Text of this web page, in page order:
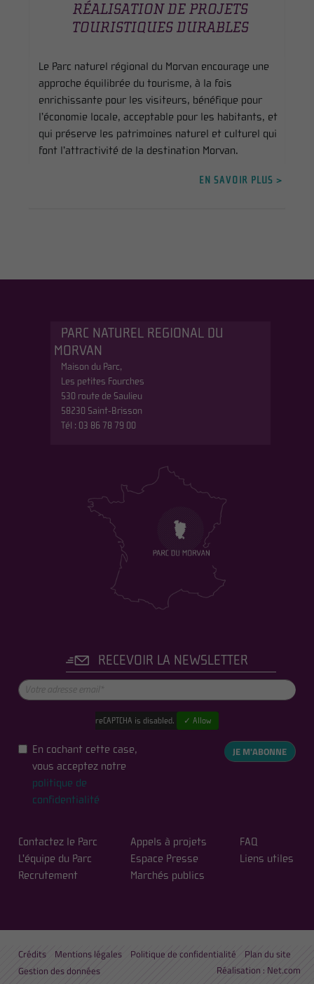
RÉALISATION DE PROJETS
TOURISTIQUES DURABLES
Le Parc naturel régional du Morvan encourage une
approche équilibrée du tourisme, à la fois
enrichissante pour les visiteurs, bénéfique pour
l’économie locale, acceptable pour les habitants, et
qui préserve les patrimoines naturel et culturel qui
font l’attractivité de la destination Morvan.
EN SAVOIR PLUS >
PARC NATUREL REGIONAL DU
MORVAN
Maison du Parc,
Les petites Fourches
530 route de Saulieu
58230 Saint-Brisson
Tél : 03 86 78 79 00
RECEVOIR LA NEWSLETTER
reCAPTCHA is disabled. ✓ Allow
En cochant cette case,
vous acceptez notre
politique de
confidentialité
JE M'ABONNE
Contactez le Parc
L'équipe du Parc
Recrutement
Appels à projets
Espace Presse
Marchés publics
FAQ
Liens utiles
Crédits Mentions légales Politique de confidentialité
Plan du site
Réalisation : Net.com
Gestion des données